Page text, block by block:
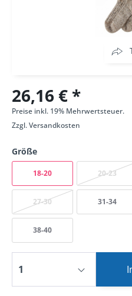
26,16 € *
Preise inkl. 19% Mehrwertsteuer.
Zzgl.Versandkosten
Größe
18-20 20-23
27-30 31-34
38-40